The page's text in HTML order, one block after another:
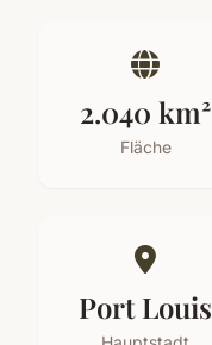
2.040 km²
Fläche
Port Louis